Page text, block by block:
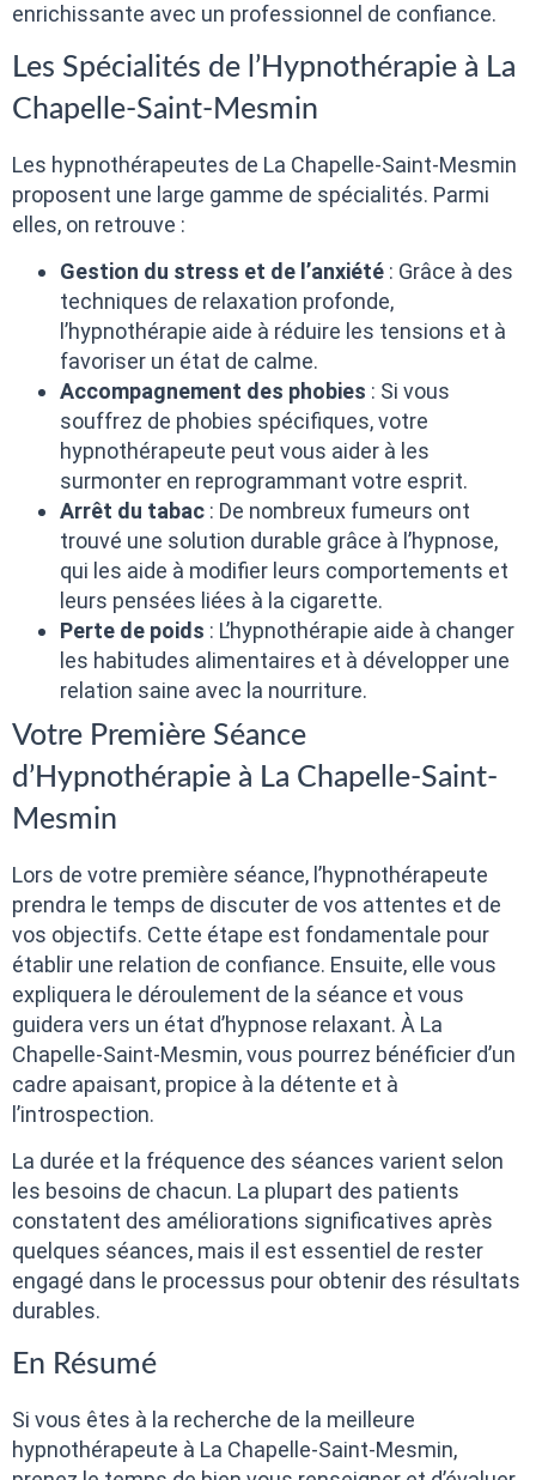
enrichissante avec un professionnel de confiance.
Les Spécialités de l’Hypnothérapie à La
Chapelle-Saint-Mesmin
Les hypnothérapeutes de La Chapelle-Saint-Mesmin
proposent une large gamme de spécialités. Parmi
elles, on retrouve :
Gestion du stress et de l’anxiété : Grâce à des
techniques de relaxation profonde,
l’hypnothérapie aide à réduire les tensions et à
favoriser un état de calme.
Accompagnement des phobies : Si vous
souffrez de phobies spécifiques, votre
hypnothérapeute peut vous aider à les
surmonter en reprogrammant votre esprit.
Arrêt du tabac : De nombreux fumeurs ont
trouvé une solution durable grâce à l’hypnose,
qui les aide à modifier leurs comportements et
leurs pensées liées à la cigarette.
Perte de poids : L’hypnothérapie aide à changer
les habitudes alimentaires et à développer une
relation saine avec la nourriture.
Votre Première Séance
d’Hypnothérapie à La Chapelle-Saint-
Mesmin
Lors de votre première séance, l’hypnothérapeute
prendra le temps de discuter de vos attentes et de
vos objectifs. Cette étape est fondamentale pour
établir une relation de confiance. Ensuite, elle vous
expliquera le déroulement de la séance et vous
guidera vers un état d’hypnose relaxant. À La
Chapelle-Saint-Mesmin, vous pourrez bénéficier d’un
cadre apaisant, propice à la détente et à
l’introspection.
La durée et la fréquence des séances varient selon
les besoins de chacun. La plupart des patients
constatent des améliorations significatives après
quelques séances, mais il est essentiel de rester
engagé dans le processus pour obtenir des résultats
durables.
En Résumé
Si vous êtes à la recherche de la meilleure
hypnothérapeute à La Chapelle-Saint-Mesmin,